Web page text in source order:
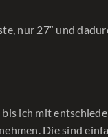
nur 27″ und
ich mit
Die sind